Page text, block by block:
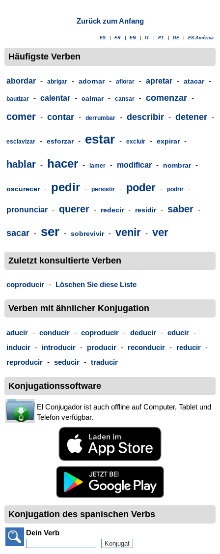
Zurück zum Anfang
ES FR EN IT PT DE ES-América
Häufigste Verben
abordar - abrigar - adornar - aflorar - apretar - atacar -
bautizar - calentar - calmar - cansar - comenzar -
comer - contar - derrumbar - describir - detener -
esclavizar - esforzar - estar - excluir - expirar -
hablar - hacer - lamer - modificar - nombrar -
oscurecer - pedir - persistir - poder - podrir -
pronunciar - querer - redecir - residir - saber -
sacar - ser - sobrevivir - venir - ver
Zuletzt konsultierte Verben
coproducir - Löschen Sie diese Liste
Verben mit ähnlicher Konjugation
aducir - conducir - coproducir - deducir - educir -
inducir - introducir - producir - reconducir - reducir -
reproducir - seducir - traducir
Konjugationssoftware
El Conjugador ist auch offline auf Computer, Tablet und
Telefon verfügbar.
Konjugation des spanischen Verbs
Dein Verb